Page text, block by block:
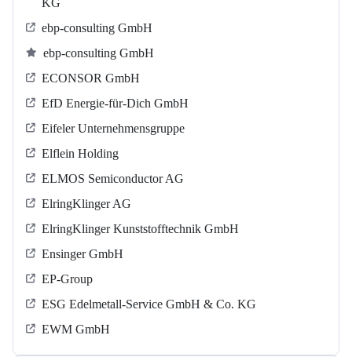
KG
ebp-consulting GmbH
ebp-consulting GmbH
ECONSOR GmbH
EfD Energie-für-Dich GmbH
Eifeler Unternehmensgruppe
Elflein Holding
ELMOS Semiconductor AG
ElringKlinger AG
ElringKlinger Kunststofftechnik GmbH
Ensinger GmbH
EP-Group
ESG Edelmetall-Service GmbH & Co. KG
EWM GmbH